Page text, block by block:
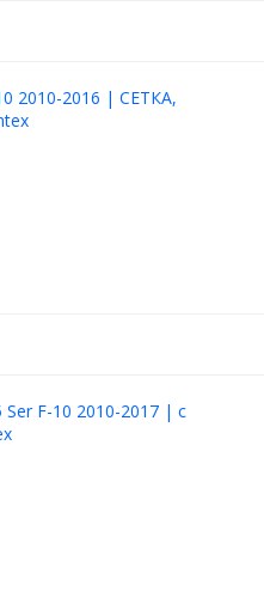
2010-2016 | СЕТКА,
F-10 2010-2017 | с